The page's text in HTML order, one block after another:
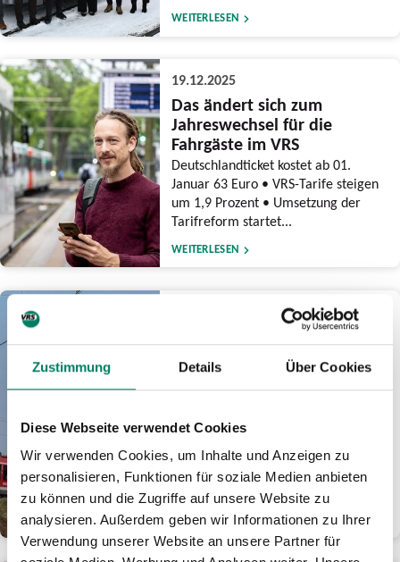
Zustimmung Details Über Cookies
Diese Webseite verwendet Cookies
Wir verwenden Cookies, um Inhalte und Anzeigen zu
personalisieren, Funktionen für soziale Medien anbieten
zu können und die Zugriffe auf unsere Website zu
analysieren. Außerdem geben wir Informationen zu Ihrer
Verwendung unserer Website an unsere Partner für
WEITERLESEN
19.12.2025
Das ändert sich zum
Jahreswechsel für die
Fahrgäste im VRS
Deutschlandticket kostet ab 01.
Januar 63 Euro • VRS-Tarife steigen
um 1,9 Prozent • Umsetzung der
Tarifreform startet...
WEITERLESEN
Zweite Bausperrung für
Elektronisches Stellwerk
Köln Hauptbahnhof: Bahn
plant nach intensiver
Arbeiten nach NRW-
Generalsanierungen • Terminierung
für geringstmögliche Auswirkungen
auf Fahrgäste rund um Bahnknoten...
WEITERLESEN